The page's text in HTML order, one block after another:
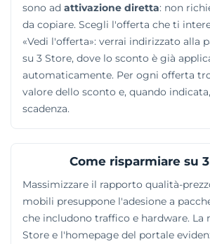
intelligentemente le urgenze del
non dimenticandosi al contempo di
aziende. Alle imprese commerciali e
commercio è concessa infatti
possibilità di pretendere la
i servizi acquistati.
sono ad attivazione diretta: non
da copiare. Scegli l'offerta che ti
«Vedi l'offerta»: verrai indirizzato alla
su 3 Store, dove lo sconto è già
automaticamente. Per ogni offerta
valore dello sconto e, quando
scadenza.
Come risparmiare su
Massimizzare il rapporto qualità-
mobili presuppone l'adesione a
che includono traffico e hardware. La
Store e l'homepage del portale